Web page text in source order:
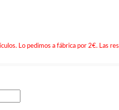
Lo pedimos a fábrica por 2€. Las